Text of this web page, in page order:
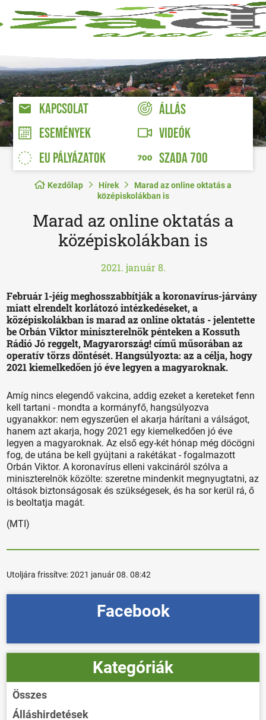
KAPCSOLAT
ÁLLÁS
ESEMÉNYEK
VIDEÓK
EU PÁLYÁZATOK
SZADA 700
Kezdőlap Hírek
Marad az online oktatás a
középiskolákban is
Marad az online oktatás a
középiskolákban is
2021. január 8.
Február 1-jéig meghosszabbítják a koronavírus-járvány
miatt elrendelt korlátozó intézkedéseket, a
középiskolákban is marad az online oktatás - jelentette
be Orbán Viktor miniszterelnök pénteken a Kossuth
Rádió Jó reggelt, Magyarország! című műsorában az
operatív törzs döntését. Hangsúlyozta: az a célja, hogy
2021 kiemelkedően jó éve legyen a magyaroknak.
Amíg nincs elegendő vakcina, addig ezeket a kereteket fenn
kell tartani - mondta a kormányfő, hangsúlyozva
ugyanakkor: nem egyszerűen el akarja hárítani a válságot,
hanem azt akarja, hogy 2021 egy kiemelkedően jó éve
legyen a magyaroknak. Az első egy-két hónap még döcögni
fog, de utána be kell gyújtani a rakétákat - fogalmazott
Orbán Viktor. A koronavírus elleni vakcináról szólva a
miniszterelnök közölte: szeretne mindenkit megnyugtatni, az
oltások biztonságosak és szükségesek, és ha sor kerül rá, ő
is beoltatja magát.
(MTI)
Utoljára frissítve:2021 január 08. 08:42
Facebook
Kategóriák
Összes
Álláshirdetések